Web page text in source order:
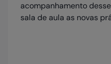
acompanhamento
sala de aula as novas